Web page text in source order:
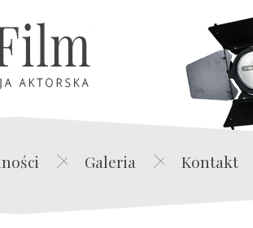
Edwin Film Agencja Aktorska
Galeria Kontakt